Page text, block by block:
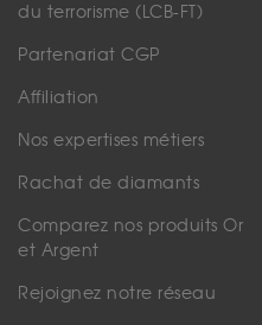
du terrorisme (LCB-FT)
Partenariat CGP
Affiliation
Nos expertises métiers
Rachat de diamants
Comparez nos produits Or
et Argent
Rejoignez notre réseau